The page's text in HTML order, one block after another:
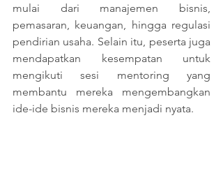
mulai dari manajemen bisnis,
pemasaran, keuangan, hingga regulasi
pendirian usaha. Selain itu, peserta juga
mendapatkan kesempatan untuk
mengikuti sesi mentoring yang
membantu mereka mengembangkan
ide-ide bisnis mereka menjadi nyata.